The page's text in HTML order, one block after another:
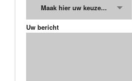
Maak hier uw keuze...
Uw bericht